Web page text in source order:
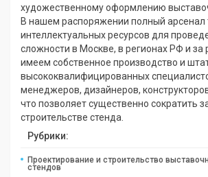
художественному оформлению
В нашем распоряжении полный арсенал
интеллектуальных ресурсов для
сложности в Москве, в регионах РФ и
имеем собственное производство и
высококвалифицированных
менеджеров, дизайнеров,
что позволяет существенно сократить
строительстве стенда.
Рубрики:
Проектирование и строительство
стендов